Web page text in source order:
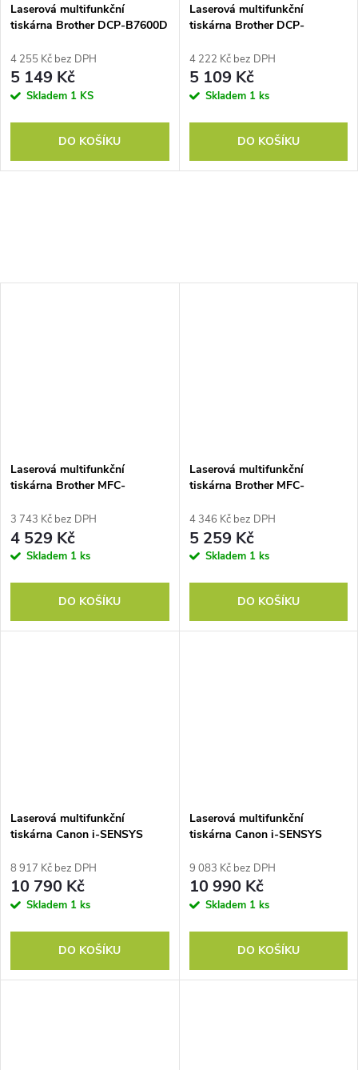
Laserová multifunkční
tiskárna Brother DCP-B7600D
4 255 Kč bez DPH
5 149 Kč
Skladem 1 KS
DO KOŠÍKU
Laserová multifunkční
tiskárna Brother DCP-
4 222 Kč bez DPH
5 109 Kč
Skladem 1 ks
DO KOŠÍKU
Laserová multifunkční
tiskárna Brother MFC-
3 743 Kč bez DPH
4 529 Kč
Skladem 1 ks
DO KOŠÍKU
Laserová multifunkční
tiskárna Brother MFC-
4 346 Kč bez DPH
5 259 Kč
Skladem 1 ks
DO KOŠÍKU
Laserová multifunkční
tiskárna Canon i-SENSYS
8 917 Kč bez DPH
10 790 Kč
Skladem 1 ks
DO KOŠÍKU
Laserová multifunkční
tiskárna Canon i-SENSYS
9 083 Kč bez DPH
10 990 Kč
Skladem 1 ks
DO KOŠÍKU